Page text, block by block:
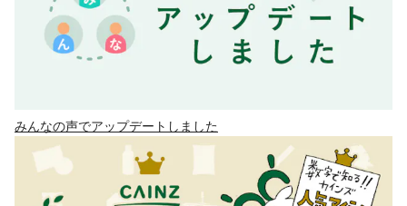
みんなの声でアップデートしました